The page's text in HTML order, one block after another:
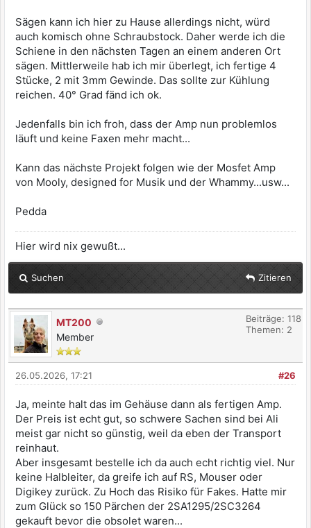
Sägen kann ich hier zu Hause allerdings nicht, würd
auch komisch ohne Schraubstock. Daher werde ich die
Schiene in den nächsten Tagen an einem anderen Ort
sägen. Mittlerweile hab ich mir überlegt, ich fertige 4
Stücke, 2 mit 3mm Gewinde. Das sollte zur Kühlung
reichen. 40° Grad fänd ich ok.
Jedenfalls bin ich froh, dass der Amp nun problemlos
läuft und keine Faxen mehr macht...
Kann das nächste Projekt folgen wie der Mosfet Amp
von Mooly, designed for Musik und der Whammy...usw...
Pedda
Hier wird nix gewußt...
Suchen Zitieren
MT200
Member
Beiträge: 118
Themen: 2
#26
26.05.2026, 17:21
Ja, meinte halt das im Gehäuse dann als fertigen Amp.
Der Preis ist echt gut, so schwere Sachen sind bei Ali
meist gar nicht so günstig, weil da eben der Transport
reinhaut.
Aber insgesamt bestelle ich da auch echt richtig viel. Nur
keine Halbleiter, da greife ich auf RS, Mouser oder
Digikey zurück. Zu Hoch das Risiko für Fakes. Hatte mir
zum Glück so 150 Pärchen der 2SA1295/2SC3264
gekauft bevor die obsolet waren...